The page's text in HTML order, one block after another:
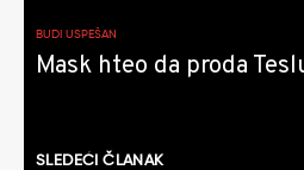
BUDI USPEŠAN
Mask hteo da proda
SLEDEĆI ČLANAK